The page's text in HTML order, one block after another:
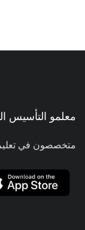
معلمو التأسيس
متخصصون في تعليم